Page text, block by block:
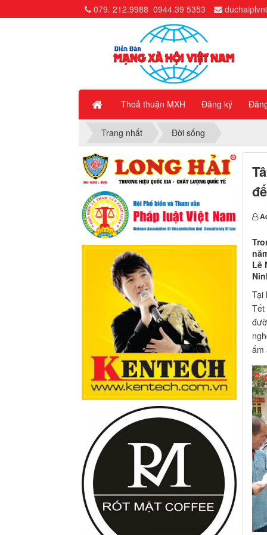
Thoả thuận MXH Đăng ký
079. 212.9988 0944.39 5353
Trang nhất Đời sống
Lê
Tại
Tết
ấm